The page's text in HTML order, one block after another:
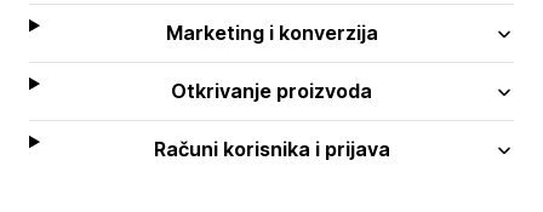
Marketing i konverzija
Otkrivanje proizvoda
Računi korisnika i prijava